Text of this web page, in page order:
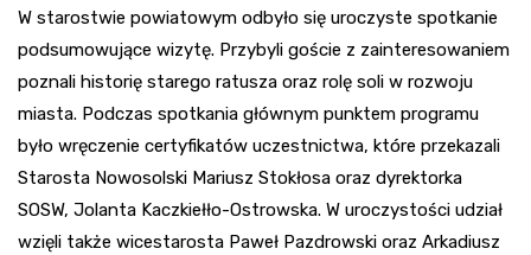
W starostwie powiatowym odbyło się uroczyste spotkanie
podsumowujące wizytę. Przybyli goście z zainteresowaniem
poznali historię starego ratusza oraz rolę soli w rozwoju
miasta. Podczas spotkania głównym punktem programu
było wręczenie certyfikatów uczestnictwa, które przekazali
Starosta Nowosolski Mariusz Stokłosa oraz dyrektorka
SOSW, Jolanta Kaczkiełło-Ostrowska. W uroczystości udział
wzięli także wicestarosta Paweł Pazdrowski oraz Arkadiusz